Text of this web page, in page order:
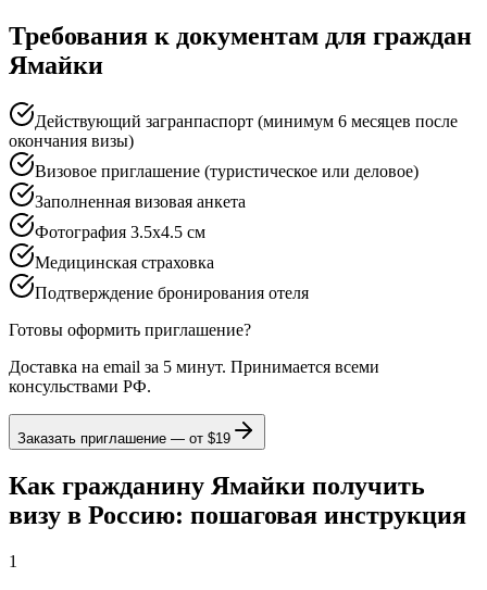
Требования к документам для граждан
Ямайки
Действующий загранпаспорт (минимум 6 месяцев после
окончания визы)
Визовое приглашение (туристическое или деловое)
Заполненная визовая анкета
Фотография 3.5x4.5 см
Медицинская страховка
Подтверждение бронирования отеля
Готовы оформить приглашение?
Доставка на email за 5 минут. Принимается всеми
консульствами РФ.
Заказать приглашение — от $19
Как гражданину Ямайки получить
визу в Россию: пошаговая инструкция
1